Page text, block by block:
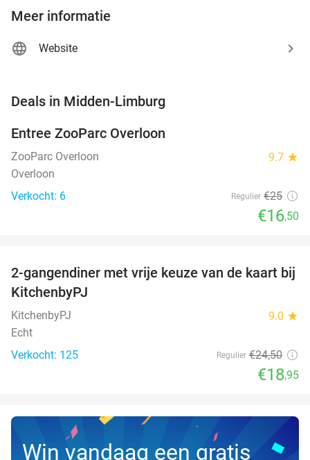
Meer informatie
Website
Deals in Midden-Limburg
TODAY
Entree ZooParc Overloon
ZooParc Overloon 9.7 star
Overloon
Verkocht: 6
Regulier €25
€16,50
23%
2-gangendiner met vrije keuze van de kaart bij
KitchenbyPJ
KitchenbyPJ 9.0 star
Echt
Verkocht: 125
Regulier €24,50
€18,95
Win vandaag een gratis